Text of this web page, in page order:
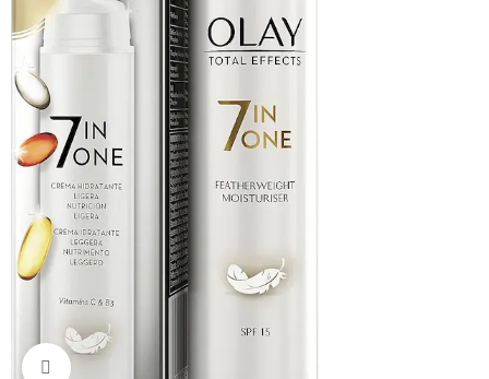
Click to enlarge